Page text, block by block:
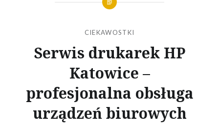
CIEKAWOSTKI
Serwis drukarek HP
Katowice –
profesjonalna obsługa
urządzeń biurowych